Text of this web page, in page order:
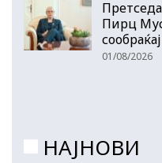
Пирц
01/08/2026
НАЈНОВИ